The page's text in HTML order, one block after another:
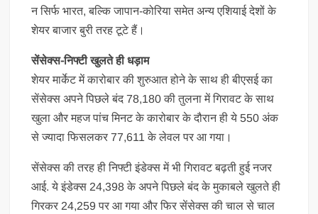
न सिर्फ भारत, बल्कि जापान-कोरिया समेत अन्य एशियाई देशों के
शेयर बाजार बुरी तरह टूटे हैं।
सेंसेक्स-निफ्टी खुलते ही धड़ाम
शेयर मार्केट में कारोबार की शुरुआत होने के साथ ही बीएसई का
सेंसेक्स अपने पिछले बंद 78,180 की तुलना में गिरावट के साथ
खुला और महज पांच मिनट के कारोबार के दौरान ही ये 550 अंक
से ज्यादा फिसलकर 77,611 के लेवल पर आ गया।
सेंसेक्स की तरह ही निफ्टी इंडेक्स में भी गिरावट बढ़ती हुई नजर
आई. ये इंडेक्स 24,398 के अपने पिछले बंद के मुकाबले खुलते ही
गिरकर 24,259 पर आ गया और फिर सेंसेक्स की चाल से चाल